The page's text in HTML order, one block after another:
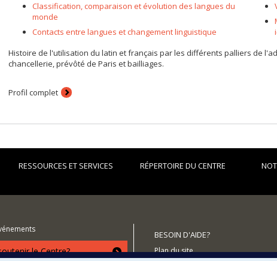
Classification, comparaison et évolution des langues du
monde
Contacts entre langues et changement linguistique
Histoire de l'utilisation du latin et français par les différents palliers de
chancellerie, prévôté de Paris et bailliages.
Profil complet
RESSOURCES ET SERVICES RÉPERTOIRE DU CENTRE
le Centre?
BESOIN D'AIDE?
Plan du site